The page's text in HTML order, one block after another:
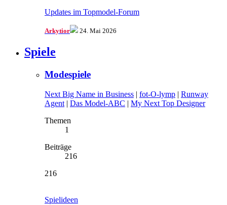
Updates im Topmodel-Forum
Arkytior 24. Mai 2026
Spiele
Modespiele
Next Big Name in Business | fot-O-lymp | Runway
Agent | Das Model-ABC | My Next Top Designer
Themen
1
Beiträge
216
216
Spielideen